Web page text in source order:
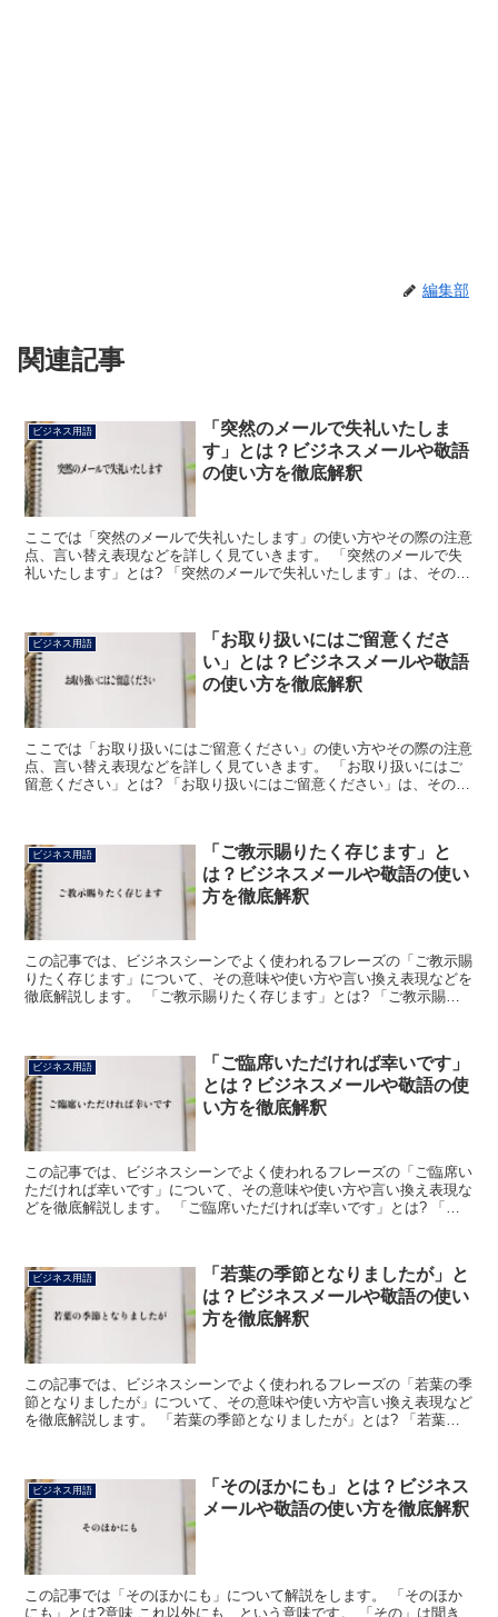
編集部
関連記事
ビジネス用語
「突然のメールで失礼いたしま
す」とは？ビジネスメールや敬語
の使い方を徹底解釈
ここでは「突然のメールで失礼いたします」の使い方やその際の注意
点、言い替え表現などを詳しく見ていきます。 「突然のメールで失
礼いたします」とは? 「突然のメールで失礼いたします」は、その相
ビジネス用語
「お取り扱いにはご留意くださ
い」とは？ビジネスメールや敬語
の使い方を徹底解釈
ここでは「お取り扱いにはご留意ください」の使い方やその際の注意
点、言い替え表現などを詳しく見ていきます。 「お取り扱いにはご
留意ください」とは? 「お取り扱いにはご留意ください」は、その対
ビジネス用語
「ご教示賜りたく存じます」と
は？ビジネスメールや敬語の使い
方を徹底解釈
この記事では、ビジネスシーンでよく使われるフレーズの「ご教示賜
りたく存じます」について、その意味や使い方や言い換え表現などを
徹底解説します。 「ご教示賜りたく存じます」とは? 「ご教示賜り
ビジネス用語
「ご臨席いただければ幸いです」
とは？ビジネスメールや敬語の使
い方を徹底解釈
この記事では、ビジネスシーンでよく使われるフレーズの「ご臨席い
ただければ幸いです」について、その意味や使い方や言い換え表現な
どを徹底解説します。 「ご臨席いただければ幸いです」とは? 「ご
ビジネス用語
「若葉の季節となりましたが」と
は？ビジネスメールや敬語の使い
方を徹底解釈
この記事では、ビジネスシーンでよく使われるフレーズの「若葉の季
節となりましたが」について、その意味や使い方や言い換え表現など
を徹底解説します。 「若葉の季節となりましたが」とは? 「若葉の
ビジネス用語
「そのほかにも」とは？ビジネス
メールや敬語の使い方を徹底解釈
この記事では「そのほかにも」について解説をします。 「そのほか
にも」とは?意味 これ以外にも、という意味です。 「その」は聞き